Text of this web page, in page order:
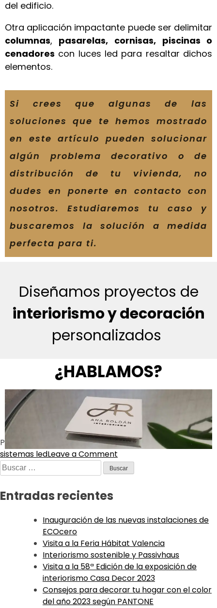
del edificio.
Otra aplicación impactante puede ser delimitar
columnas, pasarelas, cornisas, piscinas o
cenadores con luces led para resaltar dichos
elementos.
Si crees que algunas de las
soluciones que te hemos mostrado
en este artículo pueden solucionar
algún problema decorativo o de
distribución de tu vivienda, no
dudes en ponerte en contacto con
nosotros. Estudiaremos tu caso y
buscaremos la solución a medida
perfecta para ti.
Diseñamos proyectos de
interiorismo y decoración
personalizados
¿HABLAMOS?
Posted in DecoraciónTaggediluminación indirecta,
sistemas ledLeave a Comment
Entradas recientes
Inauguración de las nuevas instalaciones de
ECOcero
Visita a la Feria Hábitat Valencia
Interiorismo sostenible y Passivhaus
Visita a la 58ª Edición de la exposición de
interiorismo Casa Decor 2023
Consejos para decorar tu hogar con el color
del año 2023 según PANTONE